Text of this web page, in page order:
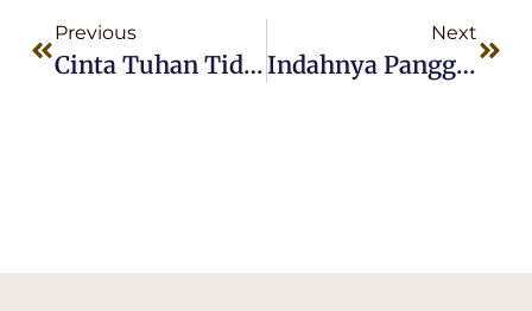
Previous
Cinta Tuhan Tidak Main-Main
Next
Indahnya Panggilan-Mu Tuhan